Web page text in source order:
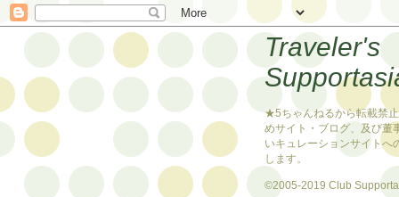
Traveler's
★5ちゃんねるから転載禁
めサイト・ブログ、及び董
いキュレーションサイトへ
します。
©2005-2019 Club